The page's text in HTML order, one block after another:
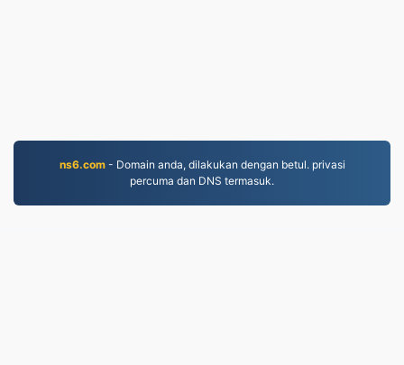
ns6.com- Domain anda, dilakukan dengan betul. privasi
percuma dan DNS termasuk.